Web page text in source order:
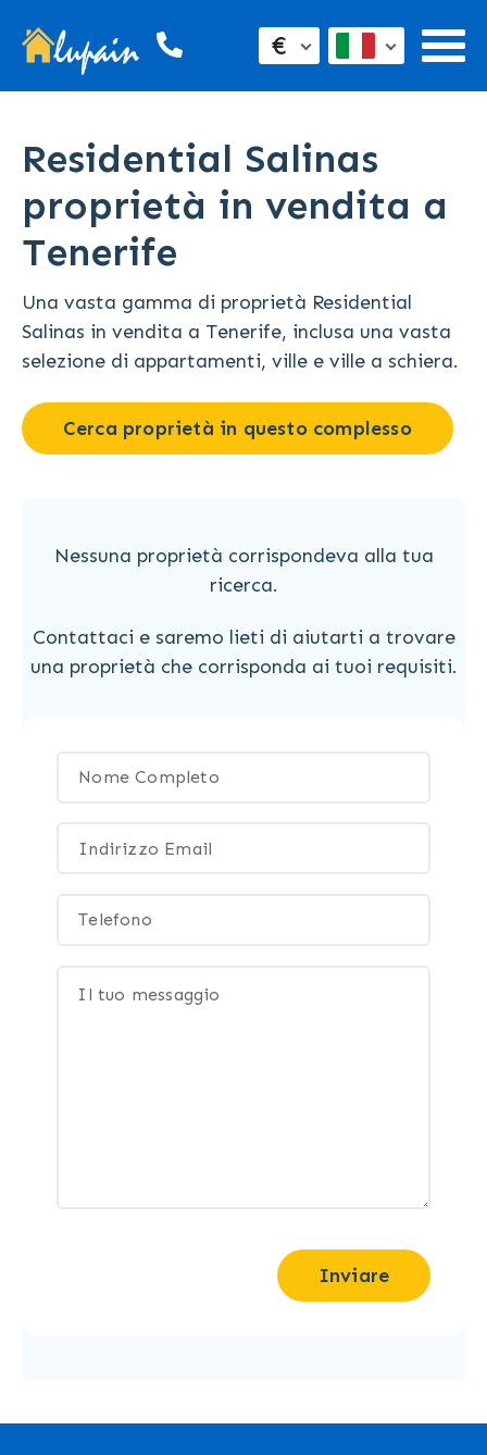
€
Residential Salinas
proprietà in vendita a
Tenerife
Una vasta gamma di proprietà Residential
Salinas in vendita a Tenerife, inclusa una vasta
selezione di appartamenti, ville e ville a schiera.
Cerca proprietà in questo complesso
Nessuna proprietà corrispondeva alla tua
ricerca.
Contattaci e saremo lieti di aiutarti a trovare
una proprietà che corrisponda ai tuoi requisiti.
Inviare